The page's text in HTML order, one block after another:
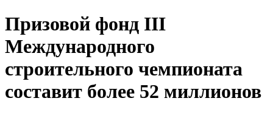
Призовой фонд III
Международного
строительного чемпионата
составит более 52 миллионов